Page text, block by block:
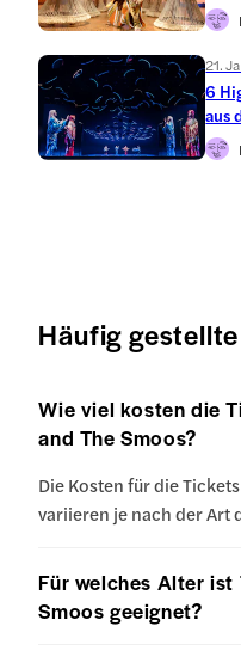
21.
6
aus
Häufig
Wie viel kosten die
and The Smoos?
Die Kosten für die
variieren je nach der Art
Für welches Alter ist
Smoos geeignet?